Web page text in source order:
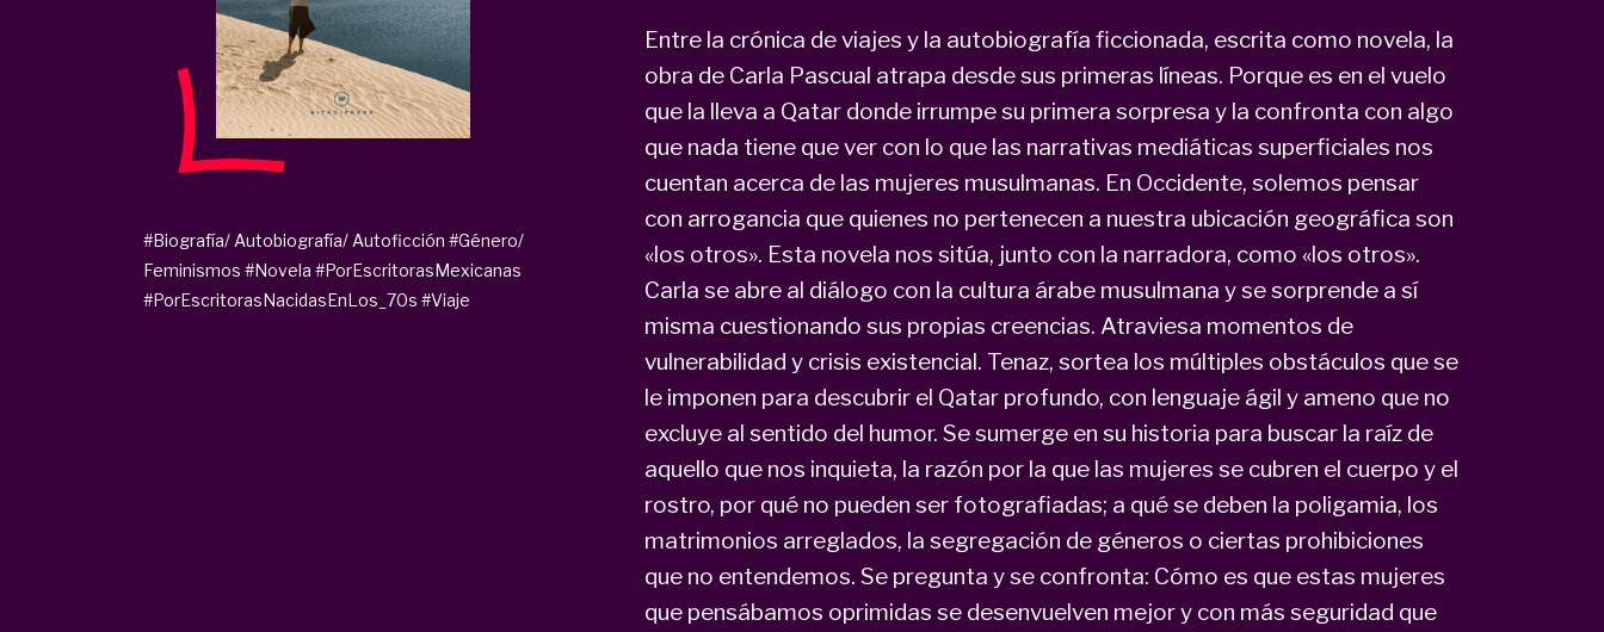
Entre la crónica de viajes y la autobiografía ficcionada, escrita como novela, la
obra de Carla Pascual atrapa desde sus primeras líneas. Porque es en el vuelo
que la lleva a Qatar donde irrumpe su primera sorpresa y la confronta con algo
que nada tiene que ver con lo que las narrativas mediáticas superficiales nos
cuentan acerca de las mujeres musulmanas. En Occidente, solemos pensar
con arrogancia que quienes no pertenecen a nuestra ubicación geográfica son
«los otros». Esta novela nos sitúa, junto con la narradora, como «los otros».
Carla se abre al diálogo con la cultura árabe musulmana y se sorprende a sí
misma cuestionando sus propias creencias. Atraviesa momentos de
vulnerabilidad y crisis existencial. Tenaz, sortea los múltiples obstáculos que se
le imponen para descubrir el Qatar profundo, con lenguaje ágil y ameno que no
excluye al sentido del humor. Se sumerge en su historia para buscar la raíz de
aquello que nos inquieta, la razón por la que las mujeres se cubren el cuerpo y el
rostro, por qué no pueden ser fotografiadas; a qué se deben la poligamia, los
matrimonios arreglados, la segregación de géneros o ciertas prohibiciones
que no entendemos. Se pregunta y se confronta: Cómo es que estas mujeres
que pensábamos oprimidas se desenvuelven mejor y con más seguridad que
#Biografía/ Autobiografía/ Autoficción #Género/
Feminismos #Novela #PorEscritorasMexicanas
#PorEscritorasNacidasEnLos_70s #Viaje